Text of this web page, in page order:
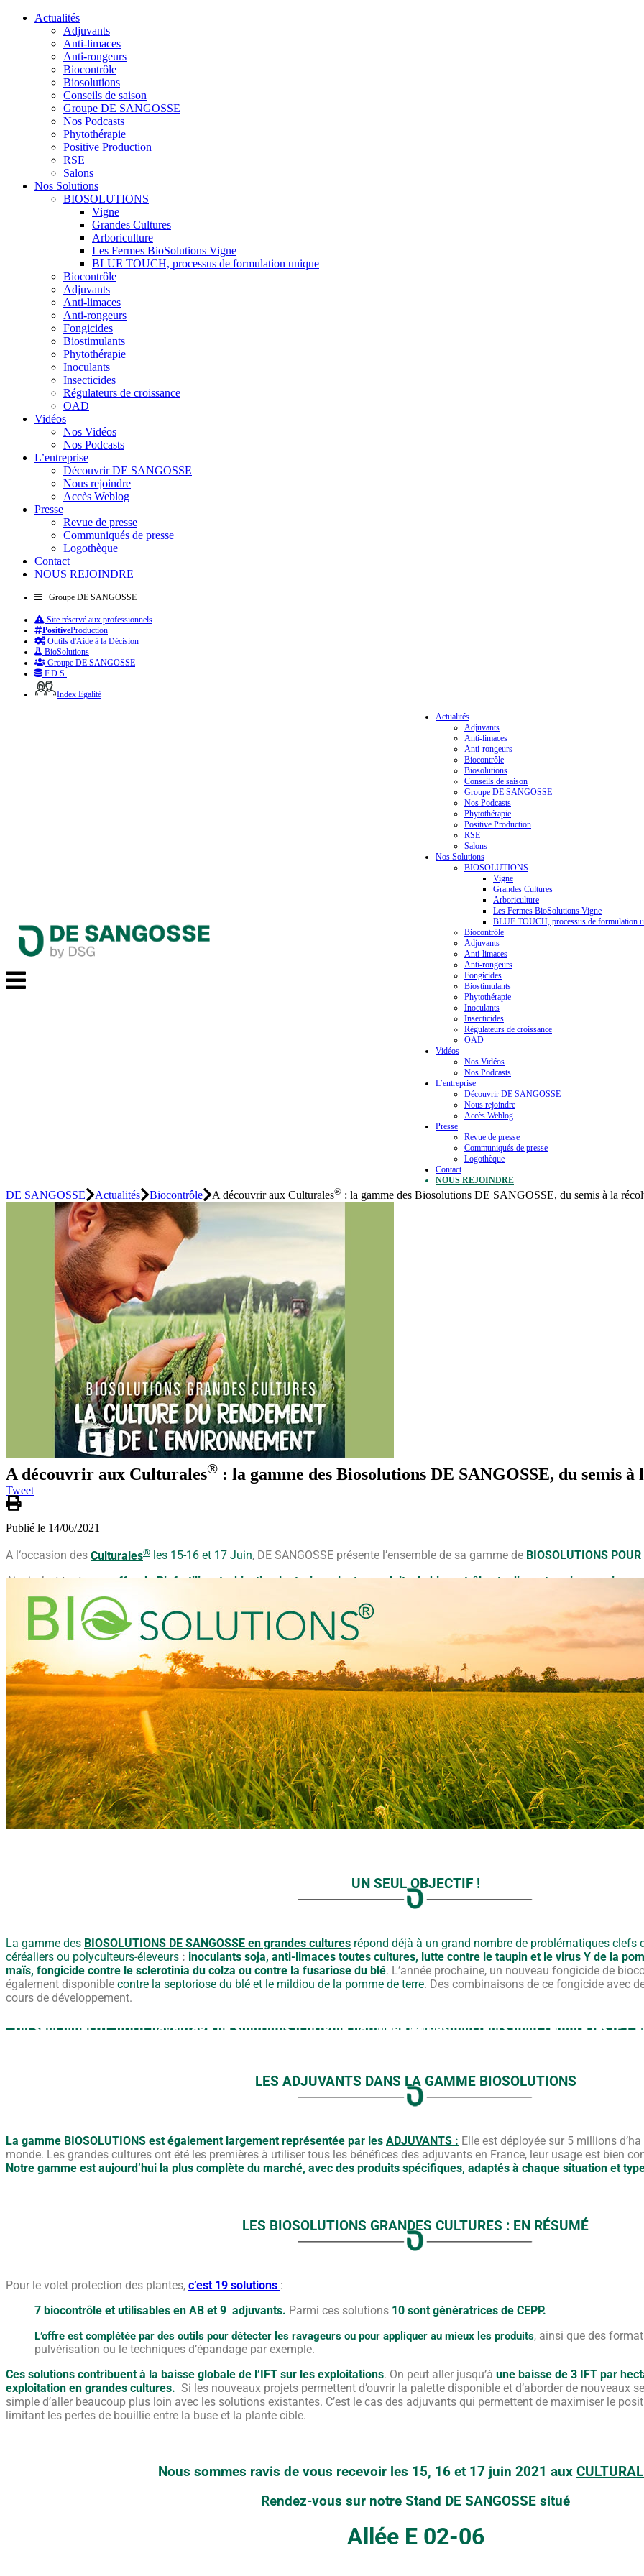
Actualités
Adjuvants
Anti-limaces
Anti-rongeurs
Biocontrôle
Biosolutions
Conseils de saison
Groupe DE SANGOSSE
Nos Podcasts
Phytothérapie
Positive Production
RSE
Salons
Nos Solutions
BIOSOLUTIONS
Vigne
Grandes Cultures
Arboriculture
Les Fermes BioSolutions Vigne
BLUE TOUCH, processus de formulation unique
Biocontrôle
Adjuvants
Anti-limaces
Anti-rongeurs
Fongicides
Biostimulants
Phytothérapie
Inoculants
Insecticides
Régulateurs de croissance
OAD
Vidéos
Nos Vidéos
Nos Podcasts
L’entreprise
Découvrir DE SANGOSSE
Nous rejoindre
Accès Weblog
Presse
Revue de presse
Communiqués de presse
Logothèque
Contact
NOUS REJOINDRE
Groupe DE SANGOSSE
Site réservé aux professionnels
PositiveProduction
Outils d'Aide à la Décision
BioSolutions
Groupe DE SANGOSSE
F.D.S.
Index Egalité
Actualités
Adjuvants
Anti-limaces
Anti-rongeurs
Biocontrôle
Biosolutions
Conseils de saison
Groupe DE SANGOSSE
Nos Podcasts
Phytothérapie
Positive Production
RSE
Salons
Nos Solutions
BIOSOLUTIONS
Vigne
Grandes Cultures
Arboriculture
Les Fermes BioSolutions Vigne
BLUE TOUCH, processus de formulation
Biocontrôle
Adjuvants
Anti-limaces
Anti-rongeurs
Fongicides
Biostimulants
Phytothérapie
Inoculants
Insecticides
Régulateurs de croissance
OAD
Vidéos
Nos Vidéos
Nos Podcasts
L’entreprise
Découvrir DE SANGOSSE
Nous rejoindre
Accès Weblog
Presse
Revue de presse
Communiqués de presse
Logothèque
Contact
NOUS REJOINDRE
DE SANGOSSE Actualités Biocontrôle A découvrir aux Culturales® : la gamme des Biosolutions DE SANGOSSE, du semis à la
A découvrir aux Culturales® : la gamme des Biosolutions DE SANGOSSE, du semis à
Tweet
Publié le 14/06/2021
A l‘occasion des Culturales® les 15-16 et 17 Juin, DE SANGOSSE présente l’ensemble de sa gamme de BIOSOLUTIONS
Ainsi, c’est toute
son offre de Biofertilisants, biostimulants, inoculants, produits de biocontrôle et adjuvants qui sera mise
également présentés sur le stand, afin d’intervenir à bon escient et au bon moment.
UN SEULOBJECTIF!
La gamme des BIOSOLUTIONS DE SANGOSSE en grandes cultures répond déjà à un grand nombre de problématiques clefs
céréaliers ou polyculteurs-éleveurs : inoculants soja, anti-limaces toutes cultures, lutte contre le taupin et le virus Y de la
maïs, fongicide contre le sclerotinia du colza ou contre la fusariose du blé. L’année prochaine, un nouveau fongicide de
également disponible contre la septoriose du blé et le mildiou de la pomme de terre. Des combinaisons de ce fongicide avec
cours de développement.
Un seul objectif, offrir davantage desolutions d’origine naturelleaux producteurs pourréduire les IFT
et mieux répondre aux cahiers des charges.
LES ADJUVANTS DANS LA GAMME BIOSOLUTIONS
La gamme BIOSOLUTIONS est également largement représentée par les ADJUVANTS : Elle est déployée sur 5 millions
monde. Les grandes cultures ont été les premières à utiliser tous les bénéfices des adjuvants en France, leur usage est bien
Notre gamme est aujourd’hui la plus complète du marché, avec des produits spécifiques, adaptés à chaque situation et
LES BIOSOLUTIONS GRANDES CULTURES : EN RÉSUMÉ
Pour le volet protection des plantes, c’est 19 solutions :
7 biocontrôle et utilisables en AB et 9 adjuvants. Parmi ces solutions 10 sont génératrices de CEPP.
L’offre est complétée par des outils pour détecter les ravageurs ou pour appliquer au mieux les produits, ainsi que des
pulvérisation ou le techniques d’épandage par exemple.
Ces solutions contribuent à la baisse globale de l’IFT sur les exploitations. On peut aller jusqu’à une baisse de 3 IFT par
exploitation en grandes cultures. Si les nouveaux projets permettent d’ouvrir la palette disponible et d’aborder de nouveaux
simple d’aller beaucoup plus loin avec les solutions existantes. C’est le cas des adjuvants qui permettent de maximiser le
limitant les pertes de bouillie entre la buse et la plante cible.
Nous sommes ravis de vous recevoir les 15, 16 et 17 juin 2021 aux
Rendez-vous sur notre Stand DE SANGOSSE situé
Allée E 02-06